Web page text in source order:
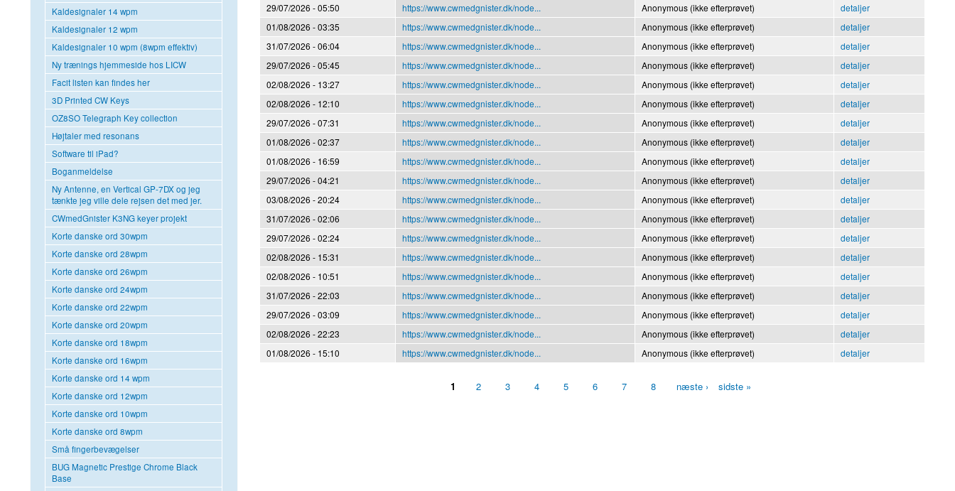
29/07/2026 - 05:50
https://www.cwmedgnister.dk/node... Anonymous (ikke efterprøvet)
detaljer
01/08/2026 - 03:35
https://www.cwmedgnister.dk/node... Anonymous (ikke efterprøvet)
detaljer
31/07/2026 - 06:04
https://www.cwmedgnister.dk/node... Anonymous (ikke efterprøvet)
detaljer
29/07/2026 - 05:45
https://www.cwmedgnister.dk/node... Anonymous (ikke efterprøvet)
detaljer
02/08/2026 - 13:27
https://www.cwmedgnister.dk/node... Anonymous (ikke efterprøvet)
detaljer
02/08/2026 - 12:10
https://www.cwmedgnister.dk/node... Anonymous (ikke efterprøvet)
detaljer
29/07/2026 - 07:31
https://www.cwmedgnister.dk/node... Anonymous (ikke efterprøvet)
detaljer
01/08/2026 - 02:37
https://www.cwmedgnister.dk/node... Anonymous (ikke efterprøvet)
detaljer
01/08/2026 - 16:59
https://www.cwmedgnister.dk/node... Anonymous (ikke efterprøvet)
detaljer
29/07/2026 - 04:21
https://www.cwmedgnister.dk/node... Anonymous (ikke efterprøvet)
detaljer
03/08/2026 - 20:24
https://www.cwmedgnister.dk/node... Anonymous (ikke efterprøvet)
detaljer
31/07/2026 - 02:06
https://www.cwmedgnister.dk/node... Anonymous (ikke efterprøvet)
detaljer
29/07/2026 - 02:24
https://www.cwmedgnister.dk/node... Anonymous (ikke efterprøvet)
detaljer
02/08/2026 - 15:31
https://www.cwmedgnister.dk/node... Anonymous (ikke efterprøvet)
detaljer
02/08/2026 - 10:51
https://www.cwmedgnister.dk/node... Anonymous (ikke efterprøvet)
detaljer
31/07/2026 - 22:03
https://www.cwmedgnister.dk/node... Anonymous (ikke efterprøvet)
detaljer
29/07/2026 - 03:09
https://www.cwmedgnister.dk/node... Anonymous (ikke efterprøvet)
detaljer
02/08/2026 - 22:23
https://www.cwmedgnister.dk/node... Anonymous (ikke efterprøvet)
detaljer
01/08/2026 - 15:10
https://www.cwmedgnister.dk/node... Anonymous (ikke efterprøvet) detaljer
1 2 3 4 5 6 7 8 næste › sidste »
Kaldesignaler 14 wpm
Kaldesignaler 12 wpm
Kaldesignaler 10 wpm (8wpm effektiv)
Ny trænings hjemmeside hos LICW
Facit listen kan findes her
3D Printed CW Keys
OZ8SO Telegraph Key collection
Højtaler med resonans
Software til iPad?
Boganmeldelse
Ny Antenne, en Vertical GP-7DX og jeg
tænkte jeg ville dele rejsen det med jer.
CWmedGnister K3NG keyer projekt
Korte danske ord 30wpm
Korte danske ord 28wpm
Korte danske ord 26wpm
Korte danske ord 24wpm
Korte danske ord 22wpm
Korte danske ord 20wpm
Korte danske ord 18wpm
Korte danske ord 16wpm
Korte danske ord 14 wpm
Korte danske ord 12wpm
Korte danske ord 10wpm
Korte danske ord 8wpm
Små fingerbevægelser
BUG Magnetic Prestige Chrome Black
Base